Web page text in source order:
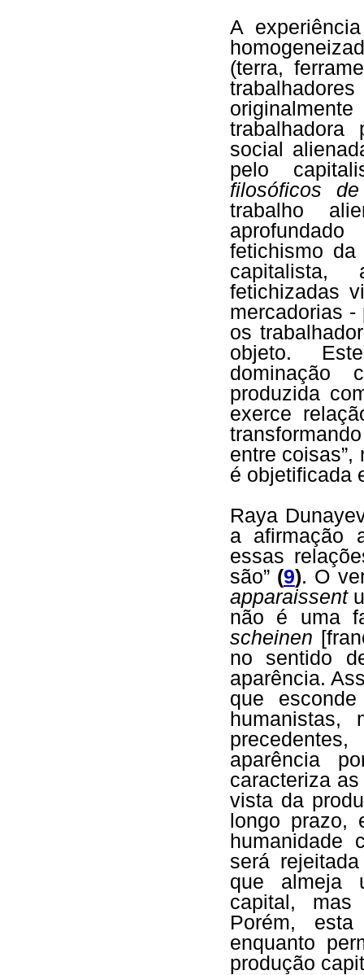
A
(terra,
trabalhadora
social
pelo
filosóficos
trabalho
fetichismo da
capitalista,
fetichizadas
mercadorias
os
objeto.
dominação
produzida
exerce
entre
é objetificada
Raya
a afirmação
essas
são” (9). O
apparaissent
não é uma
scheinen
no sentido
aparência.
que esconde
aparência
caracteriza
vista da
longo prazo,
humanidade
será
que almeja
capital, mas
Porém,
enquanto
produção